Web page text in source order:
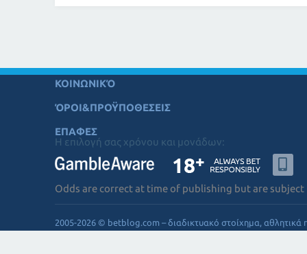
ΚΟΙΝΩΝΙΚΌ
ΌΡΟΙ&ΠΡΟΫΠΟΘΕΣΕΙΣ
ΕΠΑΦΕΣ
Η επιλογή σας χρόνου και μονάδων:
Odds are correct at time of publishing but are subject
2005-2026 © betblog.com – διαδικτυακό στοίχημα, αθλητικά